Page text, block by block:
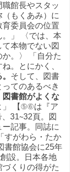
館長やスタッ
もくあみ）に
委員会の位置
」 〈では、本
本物でない図
。〉 「自分た
。とにかく、
そして、図書
てのあるべき
図書館がよくな
」 【⑤⑥は『ア
31∼32頁。図
記事。同誌に
すがわら・たか
書館協会に25年
設。日本各地
くりの得がた